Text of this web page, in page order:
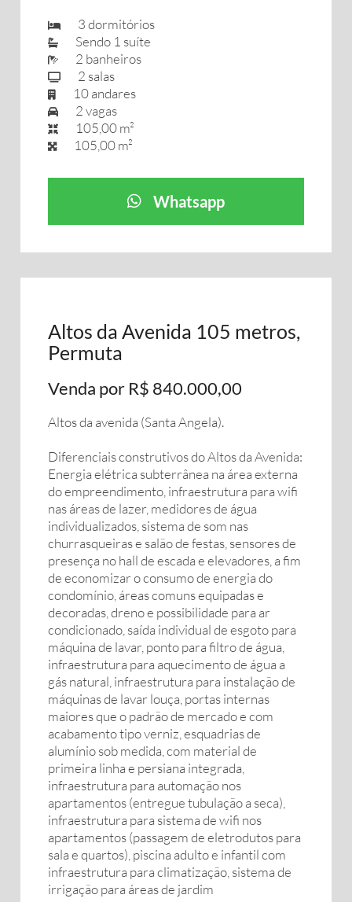
3 dormitórios
Sendo 1 suíte
2 banheiros
2 salas
10 andares
2 vagas
105,00 m²
105,00 m²
Whatsapp
Altos da Avenida 105 metros,
Permuta
Venda por R$ 840.000,00
Altos da avenida (Santa Angela).
Diferenciais construtivos do Altos da Avenida:
Energia elétrica subterrânea na área externa
do empreendimento, infraestrutura para wifi
nas áreas de lazer, medidores de água
individualizados, sistema de som nas
churrasqueiras e salão de festas, sensores de
presença no hall de escada e elevadores, a fim
de economizar o consumo de energia do
condomínio, áreas comuns equipadas e
decoradas, dreno e possibilidade para ar
condicionado, saída individual de esgoto para
máquina de lavar, ponto para filtro de água,
infraestrutura para aquecimento de água a
gás natural, infraestrutura para instalação de
máquinas de lavar louça, portas internas
maiores que o padrão de mercado e com
acabamento tipo verniz, esquadrias de
alumínio sob medida, com material de
primeira linha e persiana integrada,
infraestrutura para automação nos
apartamentos (entregue tubulação a seca),
infraestrutura para sistema de wifi nos
apartamentos (passagem de eletrodutos para
sala e quartos), piscina adulto e infantil com
infraestrutura para climatização, sistema de
irrigação para áreas de jardim